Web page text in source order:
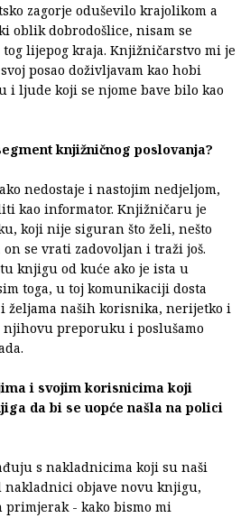
zagorje oduševilo krajolikom a
oblik dobrodošlice, nisam se
lijepog kraja. Knjižničarstvo mi je
posao doživljavam kao hobi
i ljude koji se njome bave bilo kao
knjižničnog poslovanja?
nedostaje i nastojim nedjeljom,
kao informator. Knjižničaru je
koji nije siguran što želi, nešto
se vrati zadovoljan i traži još.
knjigu od kuće ako je ista u
toga, u toj komunikaciji dosta
željama naših korisnika, nerijetko i
njihovu preporuku i poslušamo
i svojim korisnicima koji
da bi se uopće našla na polici
s nakladnicima koji su naši
objave novu knjigu,
- kako bismo mi